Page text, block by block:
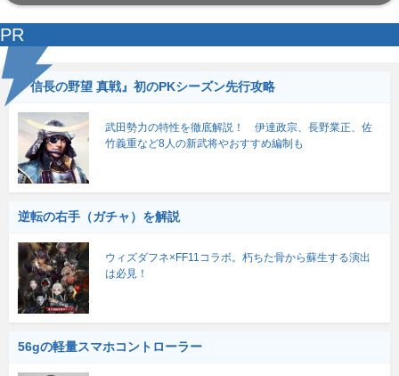
PR
『信長の野望 真戦』初のPKシーズン先行攻略
武田勢力の特性を徹底解説！ 伊達政宗、長野業正、佐
竹義重など8人の新武将やおすすめ編制も
逆転の右手（ガチャ）を解説
ウィズダフネ×FF11コラボ。朽ちた骨から蘇生する演出
は必見！
56gの軽量スマホコントローラー